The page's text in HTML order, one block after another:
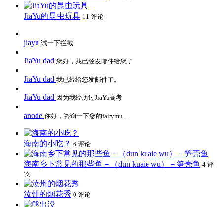
JiaYu的昆虫玩具 11 评论
jiayu 试一下拦截
JiaYu dad 您好，我已经发邮件给您了
JiaYu dad 我已经给您发邮件了。
JiaYu dad 因为我经历过JiaYu高考
anode 你好，咨询一下您的fairymu…
海南的小吃？ 6 评论
海南乡下常见的那些鱼－（dun kuaie wu）－笋壳鱼 4 评
论
汝州的烟花秀 0 评论